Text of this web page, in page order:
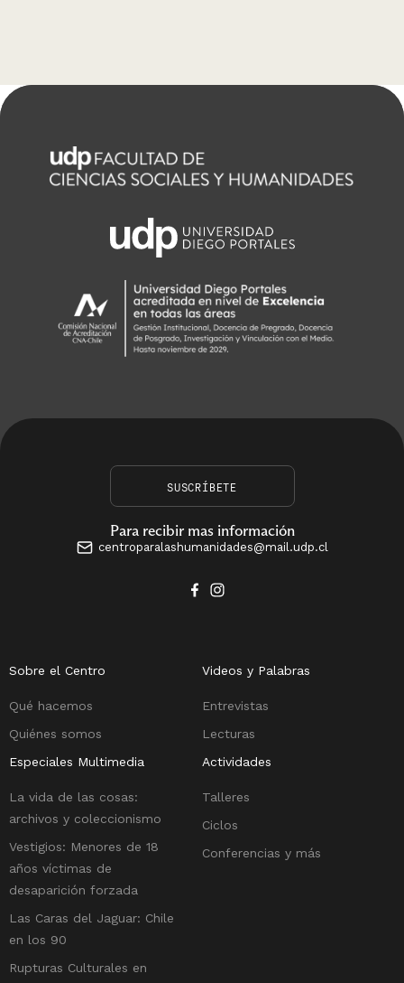
SUSCRÍBETE
Para recibir mas información
centroparalashumanidades@mail.udp.cl
Sobre el Centro
Qué hacemos
Quiénes somos
Videos y Palabras
Entrevistas
Lecturas
Especiales Multimedia
La vida de las cosas:
archivos y coleccionismo
Vestigios: Menores de 18
años víctimas de
desaparición forzada
Las Caras del Jaguar: Chile
en los 90
Rupturas Culturales en
Actividades
Talleres
Ciclos
Conferencias y más